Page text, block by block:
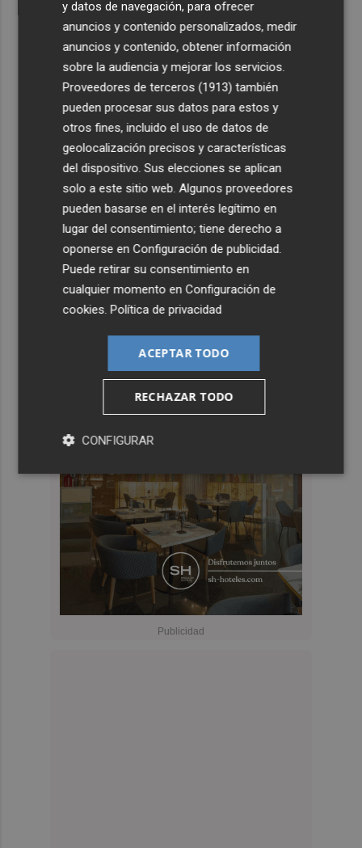
y datos de navegación, para ofrecer
anuncios y contenido personalizados, medir
anuncios y contenido, obtener información
sobre la audiencia y mejorar los servicios.
Proveedores de terceros (1913) también
pueden procesar sus datos para estos y
otros fines, incluido el uso de datos de
geolocalización precisos y características
del dispositivo. Sus elecciones se aplican
solo a este sitio web. Algunos proveedores
pueden basarse en el interés legítimo en
lugar del consentimiento; tiene derecho a
oponerse enConfiguración de publicidad
Puede retirar su consentimiento en
cualquier momento enConfiguración de
cookies .Política de privacidad
ACEPTAR TODO
RECHAZAR TODO
CONFIGURAR